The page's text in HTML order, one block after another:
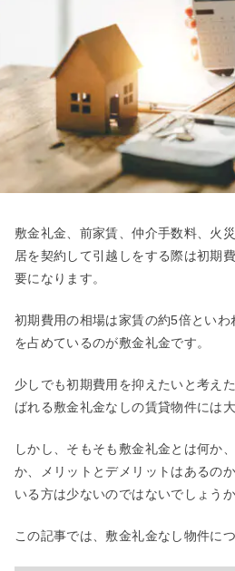
敷金礼金、前家賃、仲介手数料、火
居を契約して引越しをする際は初期
要になります。
初期費用の相場は家賃の約5倍とい
を占めているのが敷金礼金です。
少しでも初期費用を抑えたいと考え
ばれる敷金礼金なしの賃貸物件には
しかし、そもそも敷金礼金とは何か
か、メリットとデメリットはあるの
いる方は少ないのではないでしょうか
この記事では、敷金礼金なし物件に